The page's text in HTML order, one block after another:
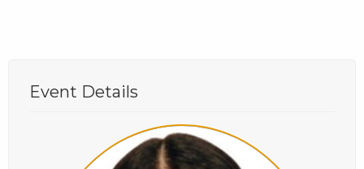
Event Details